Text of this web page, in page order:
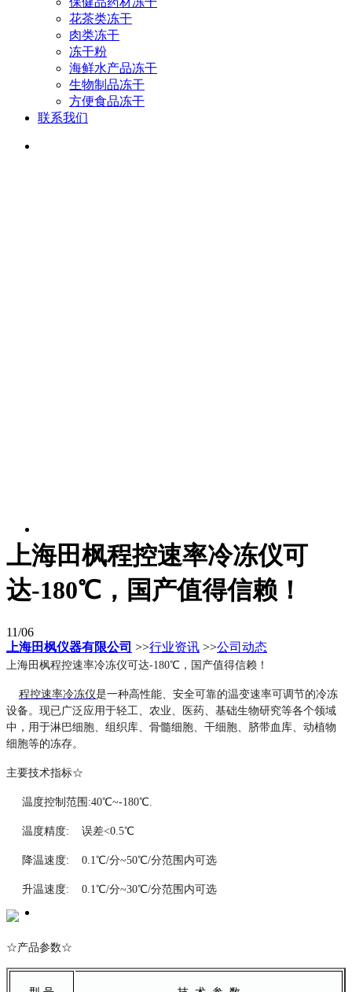
花茶类冻干
肉类冻干
冻干粉
海鲜水产品冻干
生物制品冻干
方便食品冻干
联系我们
上海田枫程控速率冷冻仪可
达-180℃，国产值得信赖！
11/06
上海田枫仪器有限公司 >>行业资讯 >>公司动态
上海田枫程控速率冷冻仪可达-180℃，国产值得信赖！
程控速率冷冻仪是一种高性能、安全可靠的温变速率可调节的冷冻
设备。现已广泛应用于轻工、农业、医药、基础生物研究等各个领域
中，用于淋巴细胞、组织库、骨髓细胞、干细胞、脐带血库、动植物
细胞等的冻存。
主要技术指标☆
温度控制范围:40℃~-180℃.
温度精度: 误差<0.5℃
降温速度: 0.1℃/分~50℃/分范围内可选
升温速度: 0.1℃/分~30℃/分范围内可选
☆产品参数☆